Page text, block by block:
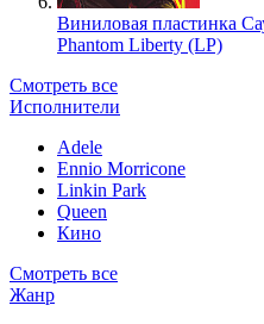
Виниловая пластинка
Phantom Liberty (LP)
Смотреть все
Исполнители
Adele
Ennio Morricone
Linkin Park
Queen
Кино
Смотреть все
Жанр